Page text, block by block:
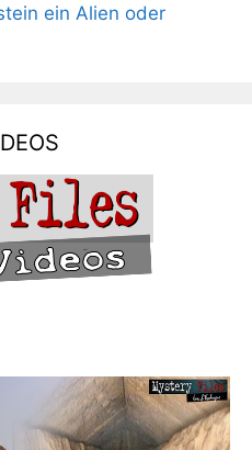
ein Alien oder